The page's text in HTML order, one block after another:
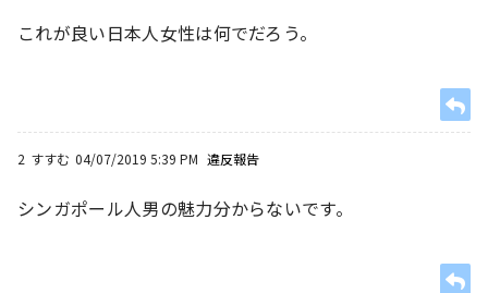
これが良い日本人女性は何でだろう。
2 すすむ 04/07/2019 5:39 PM 違反報告
シンガポール人男の魅力分からないです。